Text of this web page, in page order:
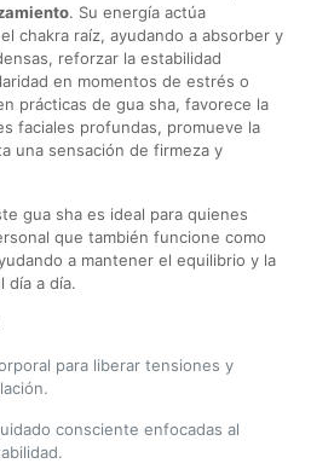
. Su energía actúa
chakra raíz, ayudando a absorber y
reforzar la estabilidad
en momentos de estrés o
prácticas de gua sha, favorece la
faciales profundas, promueve la
una sensación de firmeza y
gua sha es ideal para quienes
que también funcione como
a mantener el equilibrio y la
día a día.
para liberar tensiones y
consciente enfocadas al